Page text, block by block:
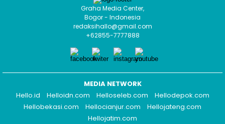
Graha Media Center,
Bogor - Indonesia
redaksihallo@gmail.com
+62855-7777888
MEDIA NETWORK
Hello.id
Helloidn.com Helloseleb.com
Hellodepok.com
Hellobekasi.com
Hellocianjur.com
Hellojateng.com
Hellojatim.com